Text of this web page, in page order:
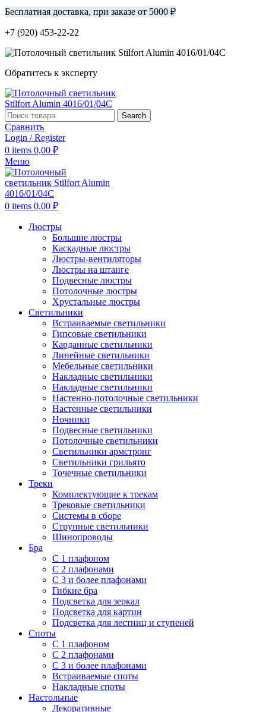
Бесплатная доставка, при заказе от 5000 ₽
+7 (920) 453-22-22
Обратитесь к эксперту
Search
Сравнить
Login / Register
0 items 0,00 ₽
Меню
0 items 0,00 ₽
Люстры
Большие люстры
Каскадные люстры
Люстры-вентиляторы
Люстры на штанге
Подвесные люстры
Потолочные люстры
Хрустальные люстры
Светильники
Встраиваемые светильники
Гипсовые светильники
Карданные светильники
Линейные светильники
Мебельные светильники
Накладные светильники
Накладные светильники
Настенно-потолочные светильники
Настенные светильники
Ночники
Подвесные светильники
Потолочные светильники
Светильники армстронг
Светильники грильято
Точечные светильники
Треки
Комплектующие к трекам
Трековые светильники
Системы в сборе
Струнные светильники
Шинопроводы
Бра
С 1 плафоном
С 2 плафонами
С 3 и более плафонами
Гибкие бра
Подсветка для зеркал
Подсветка для картин
Подсветка для лестниц и ступеней
Споты
С 1 плафоном
С 2 плафонами
С 3 и более плафонами
Встраиваемые споты
Накладные споты
Настольные
Декоративные